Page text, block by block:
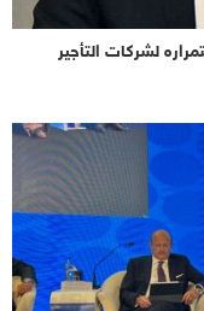
لشركات التأجير